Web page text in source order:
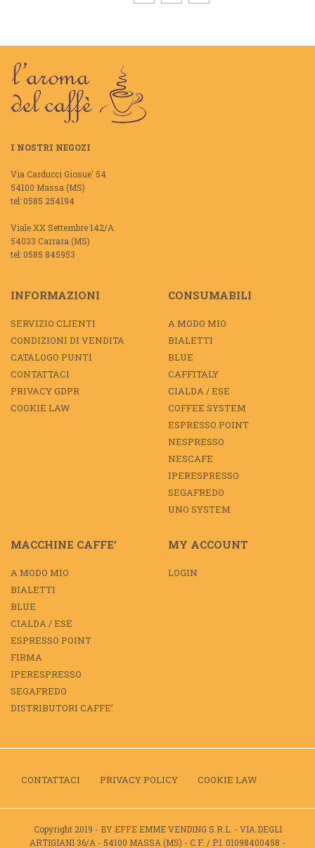
I NOSTRI NEGOZI
Via Carducci Giosue' 54
54100 Massa (MS)
tel: 0585 254194
Viale XX Settembre 142/A
54033 Carrara (MS)
tel: 0585 845953
INFORMAZIONI
SERVIZIO CLIENTI
CONDIZIONI DI VENDITA
CATALOGO PUNTI
CONTATTACI
PRIVACY GDPR
COOKIE LAW
CONSUMABILI
A MODO MIO
BIALETTI
BLUE
CAFFITALY
CIALDA / ESE
COFFEE SYSTEM
ESPRESSO POINT
NESPRESSO
NESCAFE
IPERESPRESSO
SEGAFREDO
UNO SYSTEM
MACCHINE CAFFE’
A MODO MIO
BIALETTI
BLUE
CIALDA / ESE
ESPRESSO POINT
FIRMA
IPERESPRESSO
SEGAFREDO
DISTRIBUTORI CAFFE’
MY ACCOUNT
LOGIN
CONTATTACI PRIVACY POLICY COOKIE LAW
Copyright 2019 - BY EFFE EMME VENDING S.R.L. - VIA DEGLI
ARTIGIANI 36/A - 54100 MASSA (MS) - C.F. / P.I. 01098400458 -